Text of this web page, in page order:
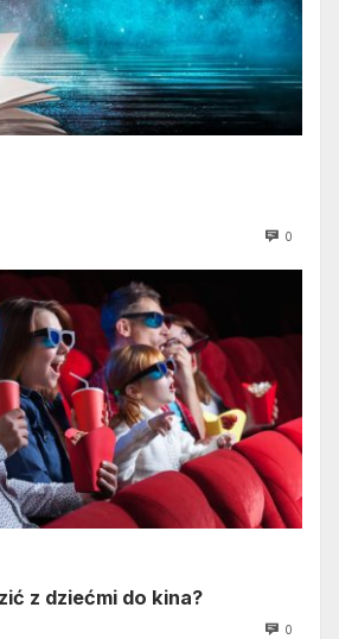
0
z dziećmi do kina?
0